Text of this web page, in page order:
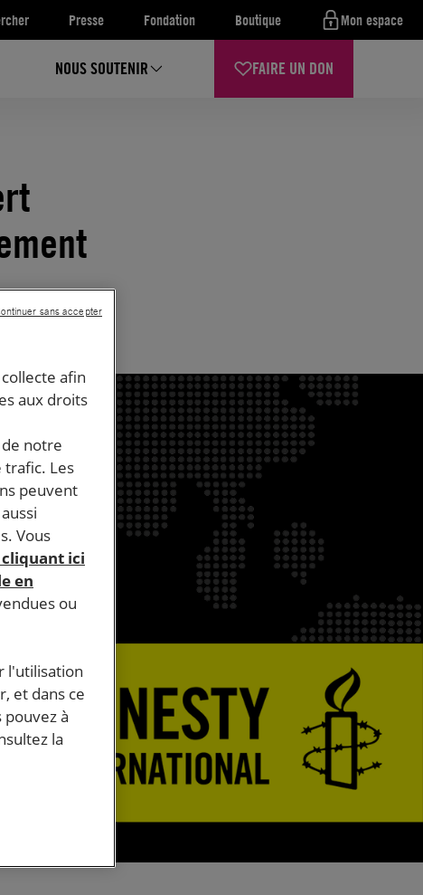
Presse Fondation Boutique Mon espace
NOUS SOUTENIR FAIRE UN DON
afin
aux droits
notre
trafic. Les
peuvent
Vous
ici
en
ou
l'utilisation
et dans ce
à
la
sans accepter